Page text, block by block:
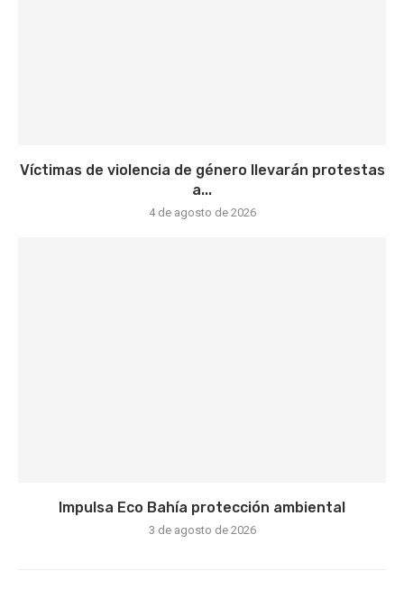
Víctimas de violencia de género llevarán protestas
a...
4 de agosto de 2026
Impulsa Eco Bahía protección ambiental
3 de agosto de 2026